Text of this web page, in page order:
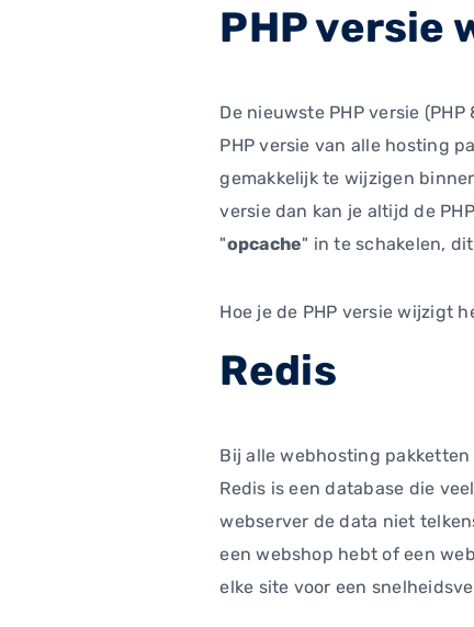
PHP versie
De nieuwste PHP versie
PHP versie van alle hosting
gemakkelijk te wijzigen
versie dan kan je altijd de
"opcache" in te schakelen,
Hoe je de PHP versie wijzigt
Redis
Bij alle webhosting
Redis is een database die
webserver de data niet
een webshop hebt of een
elke site voor een